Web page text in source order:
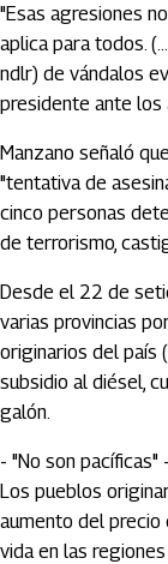
"Esas agresiones
aplica para todos.
ndlr) de vándalos
presidente ante los
Manzano señaló
"tentativa de
cinco personas
de terrorismo,
Desde el 22 de
varias provincias
originarios del país
subsidio al diésel,
galón.
- "No son pacíficas" -
Los pueblos
aumento del
vida en las